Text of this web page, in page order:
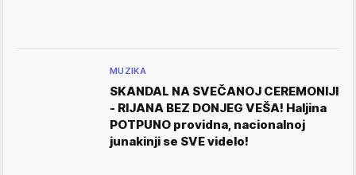
MUZIKA
SKANDAL NA SVEČANOJ CEREMONIJI
- RIJANA BEZ DONJEG VEŠA! Haljina
POTPUNO providna, nacionalnoj
junakinji se SVE videlo!